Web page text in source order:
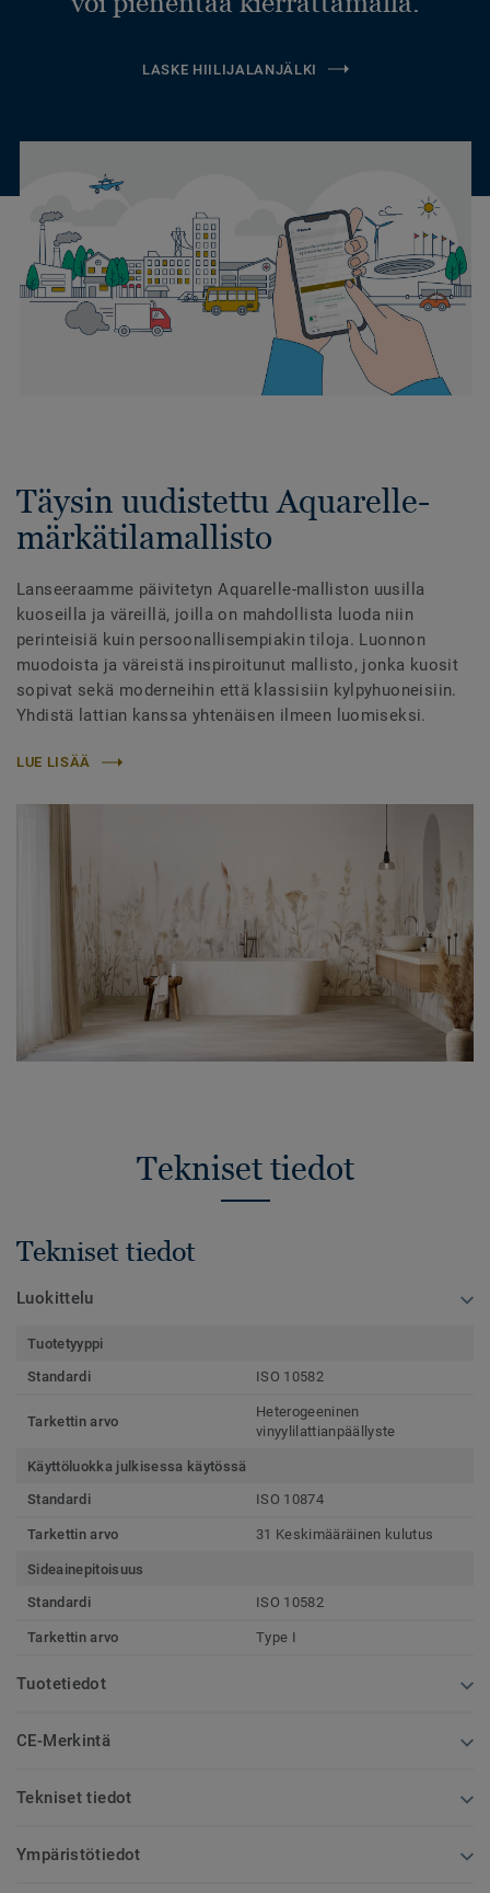
LASKE HIILIJALANJÄLKI
Täysin uudistettu Aquarelle-
märkätilamallisto
Lanseeraamme päivitetyn Aquarelle-malliston uusilla
kuoseilla ja väreillä, joilla on mahdollista luoda niin
perinteisiä kuin persoonallisempiakin tiloja. Luonnon
muodoista ja väreistä inspiroitunut mallisto, jonka kuosit
sopivat sekä moderneihin että klassisiin kylpyhuoneisiin.
Yhdistä lattian kanssa yhtenäisen ilmeen luomiseksi.
LUE LISÄÄ
Tekniset tiedot
Tekniset tiedot
Luokittelu
Tuotetyyppi
Standardi
ISO 10582
Tarkettin arvo
Heterogeeninen
vinyylilattianpäällyste
Käyttöluokka julkisessa käytössä
Standardi
ISO 10874
Tarkettin arvo 31 Keskimääräinen kulutus
Sideainepitoisuus
Standardi
ISO 10582
Tarkettin arvo Type I
Tuotetiedot
CE-Merkintä
Tekniset tiedot
Ympäristötiedot